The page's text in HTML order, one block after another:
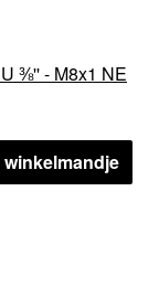
⅜'' - M8x1 NE
winkelmandje